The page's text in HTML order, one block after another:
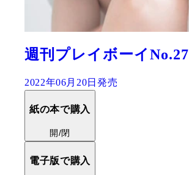
週刊プレイボーイNo.27
2022年06月20日発売
紙の本で購入
開/閉
電子版で購入